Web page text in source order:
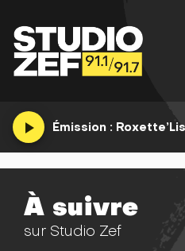
play_arrow Émission :
À suivre
sur Studio Zef